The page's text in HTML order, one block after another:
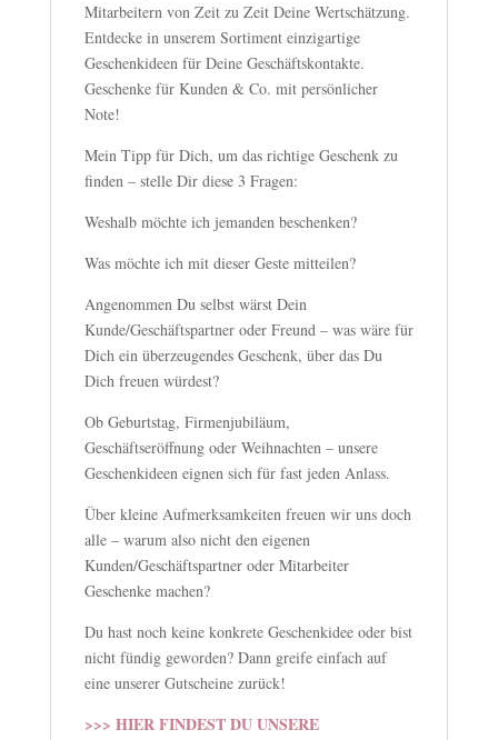
Mitarbeitern von Zeit zu Zeit Deine Wertschätzung.
Entdecke in unserem Sortiment einzigartige
Geschenkideen für Deine Geschäftskontakte.
Geschenke für Kunden & Co. mit persönlicher
Note!
Mein Tipp für Dich, um das richtige Geschenk zu
finden – stelle Dir diese 3 Fragen:
Weshalb möchte ich jemanden beschenken?
Was möchte ich mit dieser Geste mitteilen?
Angenommen Du selbst wärst Dein
Kunde/Geschäftspartner oder Freund – was wäre für
Dich ein überzeugendes Geschenk, über das Du
Dich freuen würdest?
Ob Geburtstag, Firmenjubiläum,
Geschäftseröffnung oder Weihnachten – unsere
Geschenkideen eignen sich für fast jeden Anlass.
Über kleine Aufmerksamkeiten freuen wir uns doch
alle – warum also nicht den eigenen
Kunden/Geschäftspartner oder Mitarbeiter
Geschenke machen?
Du hast noch keine konkrete Geschenkidee oder bist
nicht fündig geworden? Dann greife einfach auf
eine unserer Gutscheine zurück!
>>> HIER FINDEST DU UNSERE